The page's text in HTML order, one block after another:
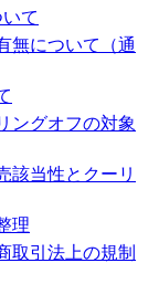
て
無について（通
ングオフの対象
該当性とクーリ
理
取引法上の規制